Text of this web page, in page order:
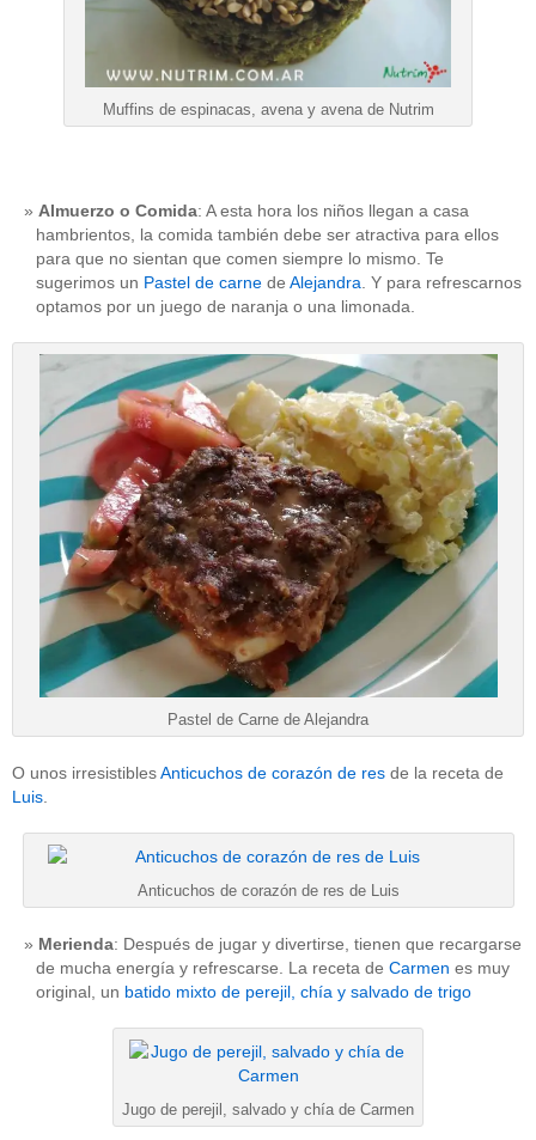
Muffins de espinacas, avena y avena de Nutrim
Almuerzo o Comida: A esta hora los niños llegan a casa
hambrientos, la comida también debe ser atractiva para ellos
para que no sientan que comen siempre lo mismo. Te
sugerimos un Pastel de carne de Alejandra . Y para refrescarnos
optamos por un juego de naranja o una limonada.
Pastel de Carne de Alejandra
O unos irresistiblesAnticuchos de corazón de res de la receta de
Luis.
Anticuchos de corazón de res de Luis
Merienda: Después de jugar y divertirse, tienen que recargarse
de mucha energía y refrescarse. La receta de Carmen es muy
original, un batido mixto de perejil, chía y salvado de trigo
Jugo de perejil, salvado y chía de Carmen